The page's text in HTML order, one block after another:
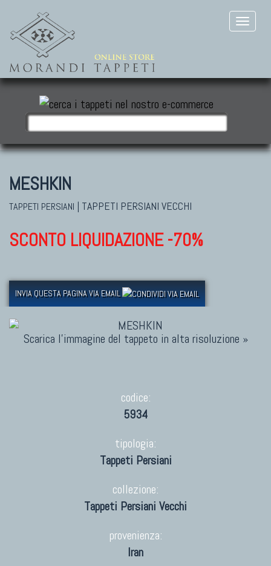
MESHKIN
TAPPETI PERSIANI | TAPPETI PERSIANI VECCHI
SCONTO LIQUIDAZIONE -70%
INVIA QUESTA PAGINA VIA EMAIL
Scarica l'immagine del tappeto in alta risoluzione »
codice:
5934
tipologia:
Tappeti Persiani
collezione:
Tappeti Persiani Vecchi
provenienza:
Iran